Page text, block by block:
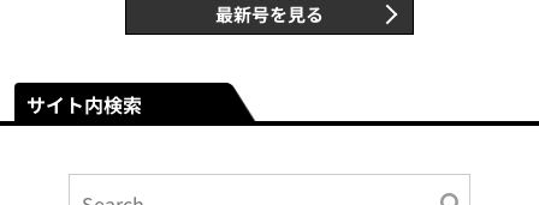
最新号を見る
サイト内検索